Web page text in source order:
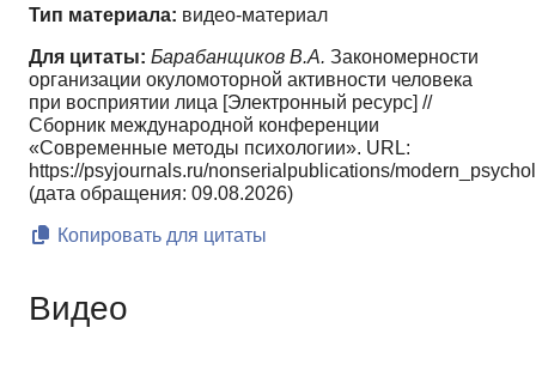
Тип материала: видео-материал
Для цитаты: Барабанщиков В.А. Закономерности
организации окуломоторной активности человека
при восприятии лица [Электронный ресурс] //
Сборник международной конференции
«Современные методы психологии». URL:
https://psyjournals.ru/nonserialpublications/
(дата обращения: 09.08.2026)
Копировать для цитаты
Видео